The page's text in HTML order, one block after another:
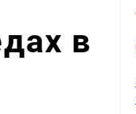
в